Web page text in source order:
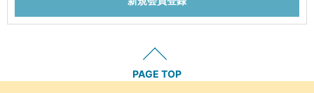
PAGE TOP